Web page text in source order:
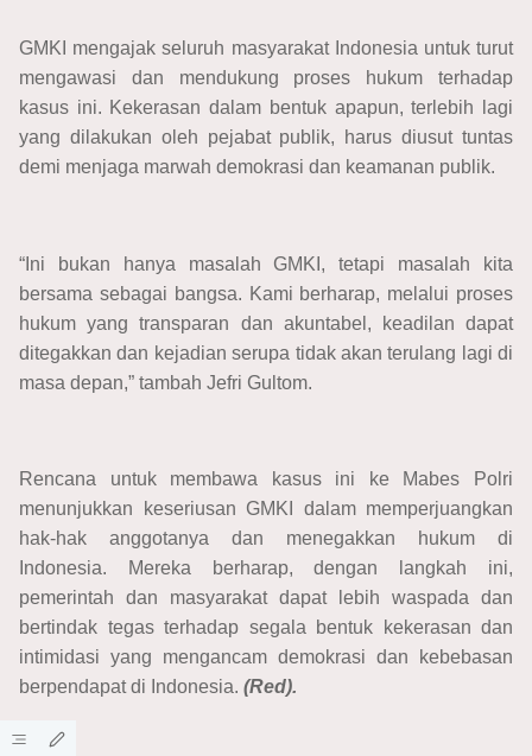
GMKI mengajak seluruh masyarakat Indonesia untuk turut
mengawasi dan mendukung proses hukum terhadap
kasus ini. Kekerasan dalam bentuk apapun, terlebih lagi
yang dilakukan oleh pejabat publik, harus diusut tuntas
demi menjaga marwah demokrasi dan keamanan publik.
“Ini bukan hanya masalah GMKI, tetapi masalah kita
bersama sebagai bangsa. Kami berharap, melalui proses
hukum yang transparan dan akuntabel, keadilan dapat
ditegakkan dan kejadian serupa tidak akan terulang lagi di
masa depan,” tambah Jefri Gultom.
Rencana untuk membawa kasus ini ke Mabes Polri
menunjukkan keseriusan GMKI dalam memperjuangkan
hak-hak anggotanya dan menegakkan hukum di
Indonesia. Mereka berharap, dengan langkah ini,
pemerintah dan masyarakat dapat lebih waspada dan
bertindak tegas terhadap segala bentuk kekerasan dan
intimidasi yang mengancam demokrasi dan kebebasan
berpendapat di Indonesia. (Red).